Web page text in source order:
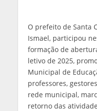
O prefeito de Santa
Ismael, participou
formação de
letivo de 2025,
Municipal de
professores,
rede municipal,
retorno das